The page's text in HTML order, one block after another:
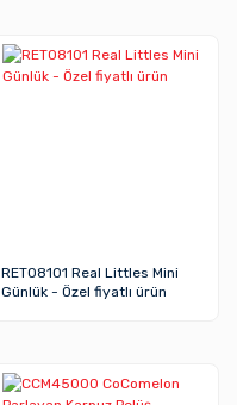
RET08101 Real Littles Mini
Günlük - Özel fiyatlı ürün